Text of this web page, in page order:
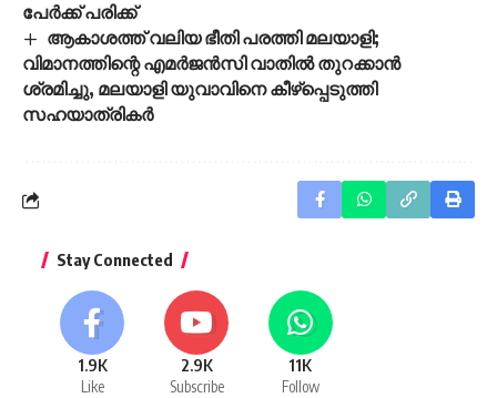
പേർക്ക് പരിക്ക്
ആകാശത്ത് വലിയ ഭീതി പരത്തി മലയാളി;
വിമാനത്തിന്റെ എമര്‍ജന്‍സി വാതില്‍ തുറക്കാന്‍
ശ്രമിച്ചു, മലയാളി യുവാവിനെ കീഴ്‌പ്പെടുത്തി
സഹയാത്രികര്‍
Stay Connected
1.9K
Like
2.9K
Subscribe
11K
Follow